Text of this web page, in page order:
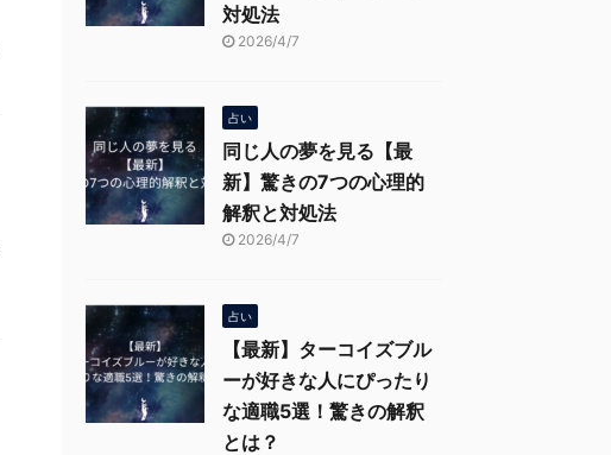
対処法
2026/4/7
占い
同じ人の夢を見る【最
新】驚きの7つの心理的
解釈と対処法
2026/4/7
占い
【最新】ターコイズブル
ーが好きな人にぴったり
な適職5選！驚きの解釈
とは？